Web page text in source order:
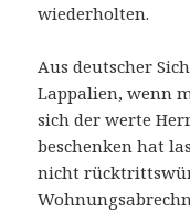
wiederholten.
Aus deutscher
Lappalien, wenn
sich der werte
beschenken hat
nicht